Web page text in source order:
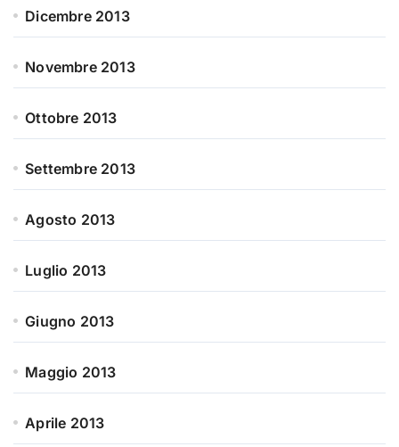
Dicembre 2013
Novembre 2013
Ottobre 2013
Settembre 2013
Agosto 2013
Luglio 2013
Giugno 2013
Maggio 2013
Aprile 2013